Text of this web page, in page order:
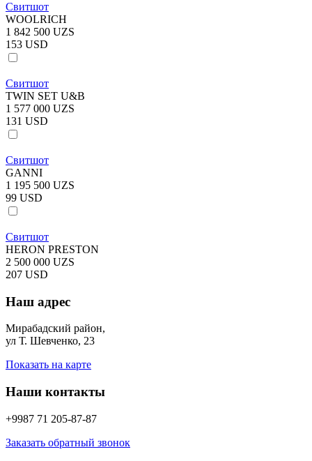
Свитшот
WOOLRICH
1 842 500 UZS
153 USD
Свитшот
TWIN SET U&B
1 577 000 UZS
131 USD
Свитшот
GANNI
1 195 500 UZS
99 USD
Свитшот
HERON PRESTON
2 500 000 UZS
207 USD
Наш адрес
Мирабадский район,
ул Т. Шевченко, 23
Показать на карте
Наши контакты
+9987 71 205-87-87
Заказать обратный звонок